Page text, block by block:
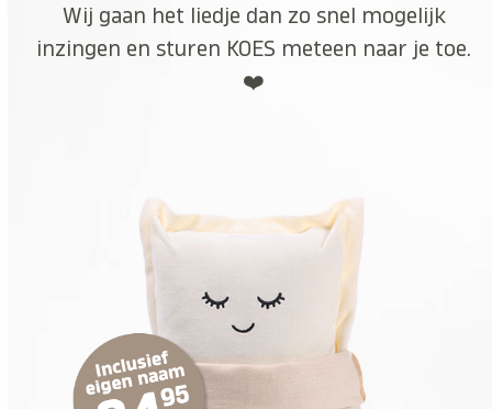
Wij gaan het liedje dan zo snel mogelijk
inzingen en sturen KOES meteen naar je toe.
❤️